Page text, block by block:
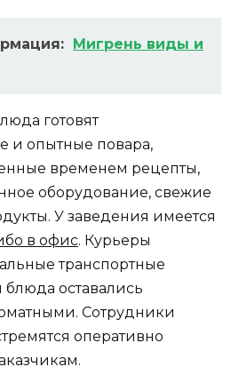
Мигрень виды и
готовят
и опытные повара,
временем рецепты,
оборудование, свежие
У заведения имеется
в офис. Курьеры
транспортные
оставались
Сотрудники
оперативно